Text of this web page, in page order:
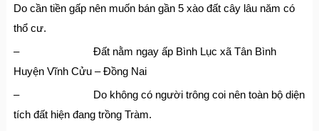
Do cần tiền gấp nên muốn bán gần 5 xào đất cây lâu năm có
thổ cư.
– Đất nằm ngay ấp Bình Lục xã Tân Bình
Huyện Vĩnh Cửu – Đồng Nai
– Do không có người trông coi nên toàn bộ diện
tích đất hiện đang trồng Tràm.